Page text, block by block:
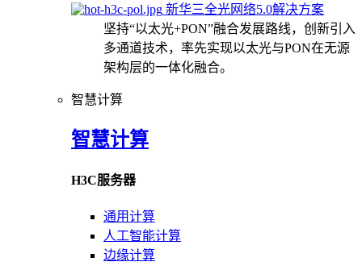
新华三全光网络5.0解决方案
坚持“以太光+PON”融合发展路线，创新引入
多通道技术，率先实现以太光与PON在无源
架构层的一体化融合。
智慧计算
智慧计算
H3C服务器
通用计算
人工智能计算
边缘计算